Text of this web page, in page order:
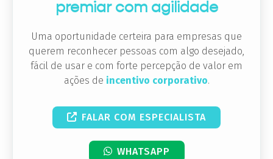
premiar com agilidade
Uma oportunidade certeira para empresas que
querem reconhecer pessoas com algo desejado,
fácil de usar e com forte percepção de valor em
ações de incentivo corporativo.
FALAR COM ESPECIALISTA
WHATSAPP